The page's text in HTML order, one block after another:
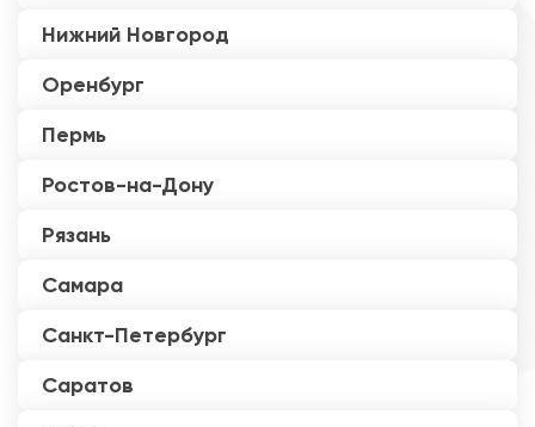
Нижний Новгород
Оренбург
Пермь
Ростов-на-Дону
Рязань
Самара
Санкт-Петербург
Саратов